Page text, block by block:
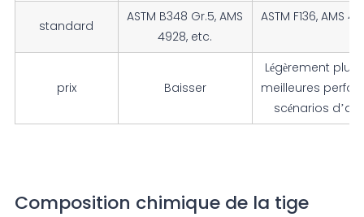
standard
ASTM B348 Gr.5, AMS
4928, etc.
ASTM F136, AMS
prix Baisser
Légèrement plus
meilleures
scénarios
Composition chimique de la tige